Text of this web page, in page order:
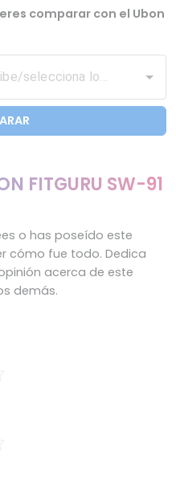
comparar con el Ubon
FITGURU SW-91
o has poseído este
cómo fue todo. Dedica
acerca de este
demás.